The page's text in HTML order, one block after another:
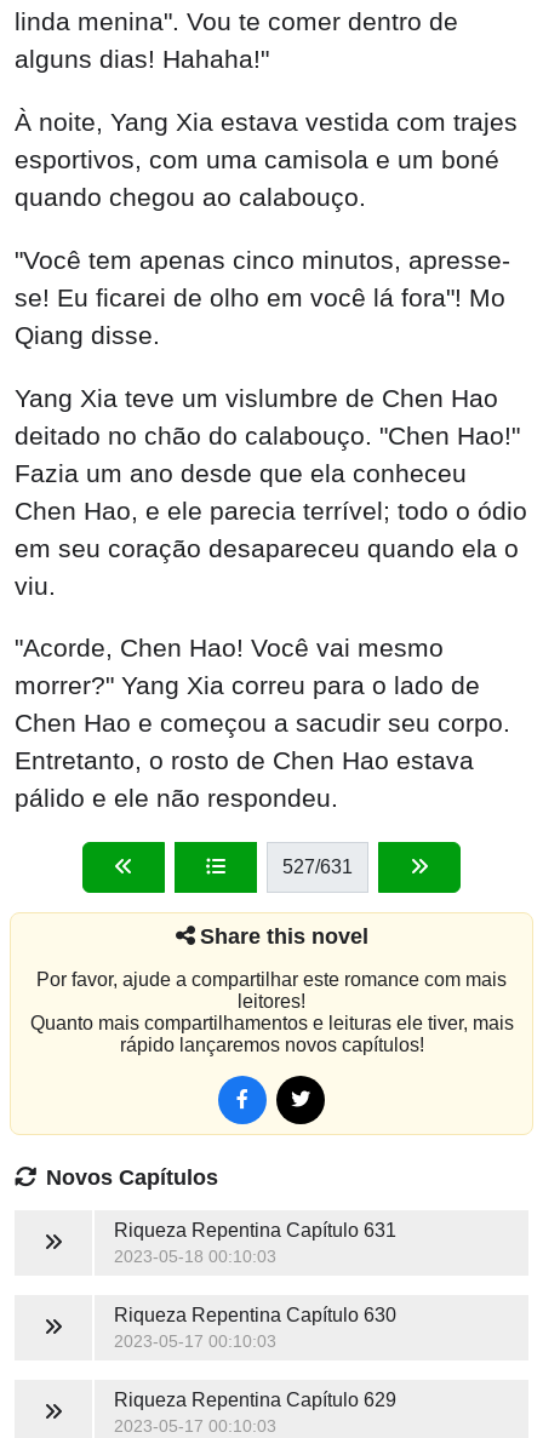
linda menina". Vou te comer dentro de
alguns dias! Hahaha!"
À noite, Yang Xia estava vestida com trajes
esportivos, com uma camisola e um boné
quando chegou ao calabouço.
"Você tem apenas cinco minutos, apresse-
se! Eu ficarei de olho em você lá fora"! Mo
Qiang disse.
Yang Xia teve um vislumbre de Chen Hao
deitado no chão do calabouço. "Chen Hao!"
Fazia um ano desde que ela conheceu
Chen Hao, e ele parecia terrível; todo o ódio
em seu coração desapareceu quando ela o
viu.
"Acorde, Chen Hao! Você vai mesmo
morrer?" Yang Xia correu para o lado de
Chen Hao e começou a sacudir seu corpo.
Entretanto, o rosto de Chen Hao estava
pálido e ele não respondeu.
527/631
Share this novel
Por favor, ajude a compartilhar este romance com mais
leitores!
Quanto mais compartilhamentos e leituras ele tiver, mais
rápido lançaremos novos capítulos!
Novos Capítulos
Riqueza Repentina Capítulo 631
2023-05-18 00:10:03
Riqueza Repentina Capítulo 630
2023-05-17 00:10:03
Riqueza Repentina Capítulo 629
2023-05-17 00:10:03